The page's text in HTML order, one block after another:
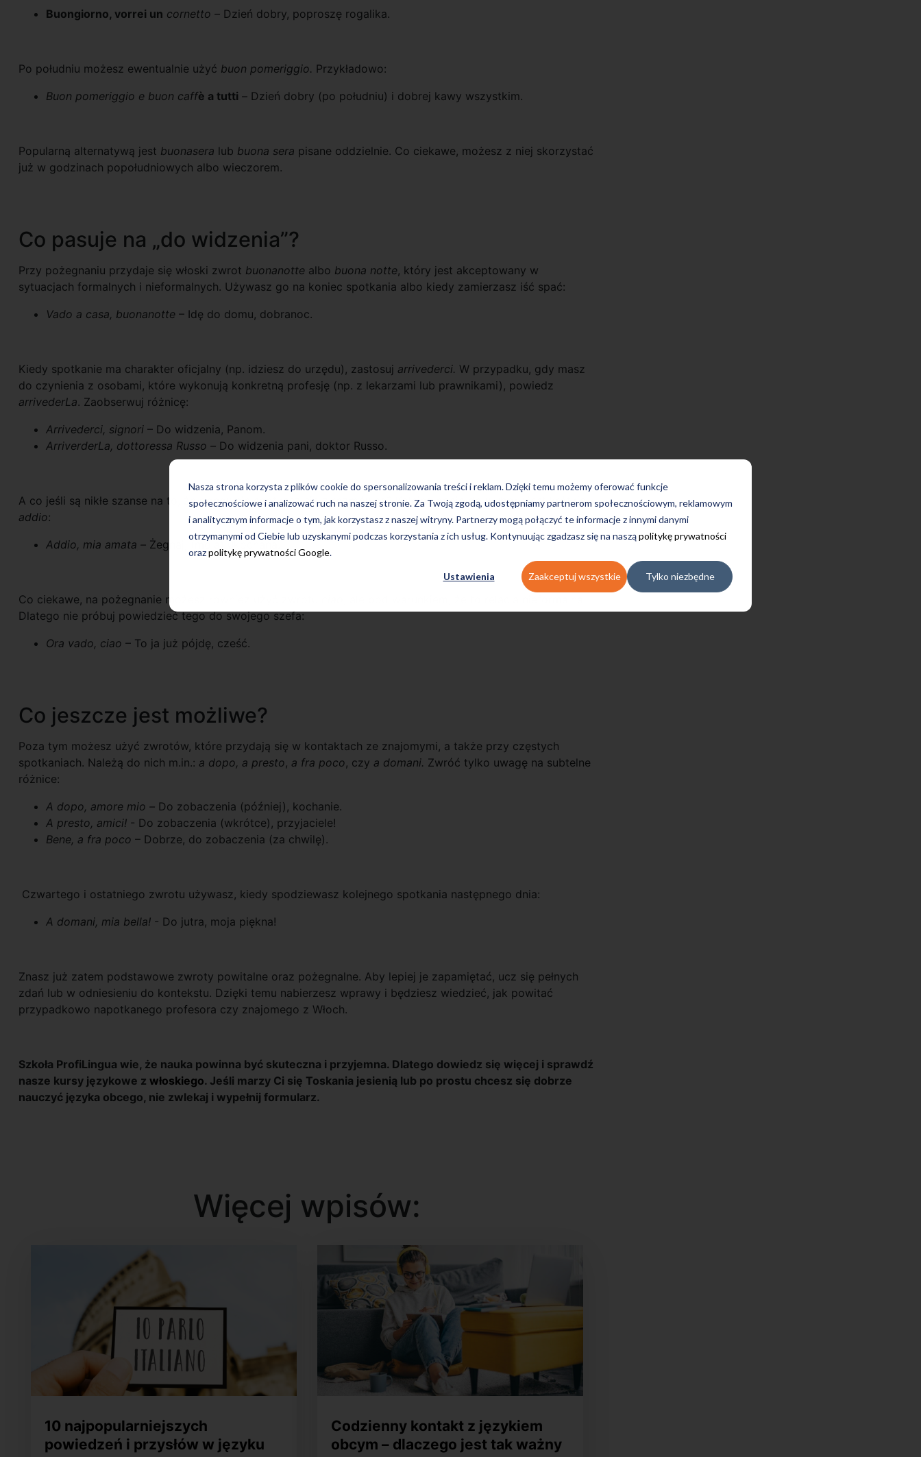
Nasza strona korzysta z plików cookie do spersonalizowania treści i reklam. Dzięki temu możemy oferować funkcje
społecznościowe i analizować ruch na naszej stronie. Za Twoją zgodą, udostępniamy partnerom społecznościowym, reklamowym
i analitycznym informacje o tym, jak korzystasz z naszej witryny. Partnerzy mogą połączyć te informacje z innymi danymi
otrzymanymi od Ciebie lub uzyskanymi podczas korzystania z ich usług. Kontynuując zgadzasz się na nasząpolitykę prywatności
orazpolitykę prywatności Google.
Ustawienia Zaakceptuj wszystkie Tylko niezbędne
Buongiorno, vorrei un cornetto – Dzień dobry, poproszę rogalika.
Po południu możesz ewentualnie użyć buon pomeriggio. Przykładowo:
Buon pomeriggio e buon caffè a tutti – Dzień dobry (po południu) i dobrej kawy wszystkim.
Popularną alternatywą jest buonasera lub buona sera pisane oddzielnie. Co ciekawe, możesz z niej skorzystać
już w godzinach popołudniowych albo wieczorem.
Co pasuje na „do widzenia”?
Przy pożegnaniu przydaje się włoski zwrot buonanotte albo buona notte, który jest akceptowany w
sytuacjach formalnych i nieformalnych. Używasz go na koniec spotkania albo kiedy zamierzasz iść spać:
Vado a casa, buonanotte – Idę do domu, dobranoc.
Kiedy spotkanie ma charakter oficjalny (np. idziesz do urzędu), zastosuj arrivederci. W przypadku, gdy masz
do czynienia z osobami, które wykonują konkretną profesję (np. z lekarzami lub prawnikami), powiedz
arrivederLa. Zaobserwuj różnicę:
Arrivederci, signori – Do widzenia, Panom.
ArriverderLa, dottoressa Russo – Do widzenia pani, doktor Russo.
A co jeśli są nikłe szanse na to, że ponownie spotkasz się z rozmówcą? Kolejną opcją do wyboru jest krótkie
addio:
Addio, mia amata – Żegnaj, (moja) ukochana.
Co ciekawe, na pożegnanie możesz również użyć zwrotu
Dlatego nie próbuj powiedzieć tego do swojego szefa:
Ora vado, ciao – To ja już pójdę, cześć.
Co jeszcze jest możliwe?
Poza tym możesz użyć zwrotów, które przydają się w kontaktach ze znajomymi, a także przy częstych
spotkaniach. Należą do nich m.in.: a dopo, a presto, a fra poco, czy a domani. Zwróć tylko uwagę na subtelne
różnice:
A dopo, amore mio – Do zobaczenia (później), kochanie.
A presto, amici! - Do zobaczenia (wkrótce), przyjaciele!
Bene, a fra poco – Dobrze, do zobaczenia (za chwilę).
Czwartego i ostatniego zwrotu używasz, kiedy spodziewasz kolejnego spotkania następnego dnia:
A domani, mia bella! - Do jutra, moja piękna!
Znasz już zatem podstawowe zwroty powitalne oraz pożegnalne. Aby lepiej je zapamiętać, ucz się pełnych
zdań lub w odniesieniu do kontekstu. Dzięki temu nabierzesz wprawy i będziesz wiedzieć, jak powitać
przypadkowo napotkanego profesora czy znajomego z Włoch.
Szkoła ProfiLingua wie, że nauka powinna być skuteczna i przyjemna. Dlatego dowiedz się więcej i sprawdź
nasze kursy językowe z włoskiego. Jeśli marzy Ci się Toskania jesienią lub po prostu chcesz się dobrze
nauczyć języka obcego, nie zwlekaj i wypełnij formularz.
Więcej wpisów:
10 najpopularniejszych
powiedzeń i przysłów w języku
Codzienny kontakt z językiem
obcym – dlaczego jest tak ważny